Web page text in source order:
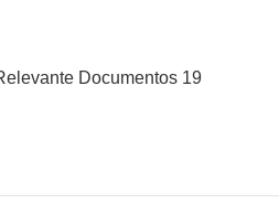
Documentos 19